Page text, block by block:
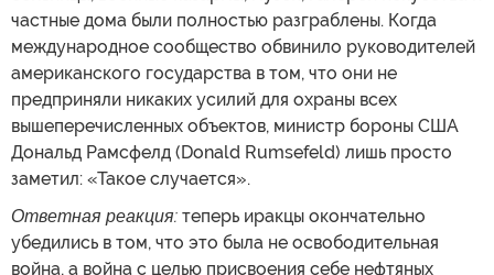
частные дома были полностью разграблены. Когда
международное сообщество обвинило руководителей
американского государства в том, что они не
предприняли никаких усилий для охраны всех
вышеперечисленных объектов, министр бороны США
Дональд Рамсфелд (Donald Rumsefeld) лишь просто
заметил: «Такое случается».
Ответная реакция: теперь иракцы окончательно
убедились в том, что это была не освободительная
война, а война с целью присвоения себе нефтяных